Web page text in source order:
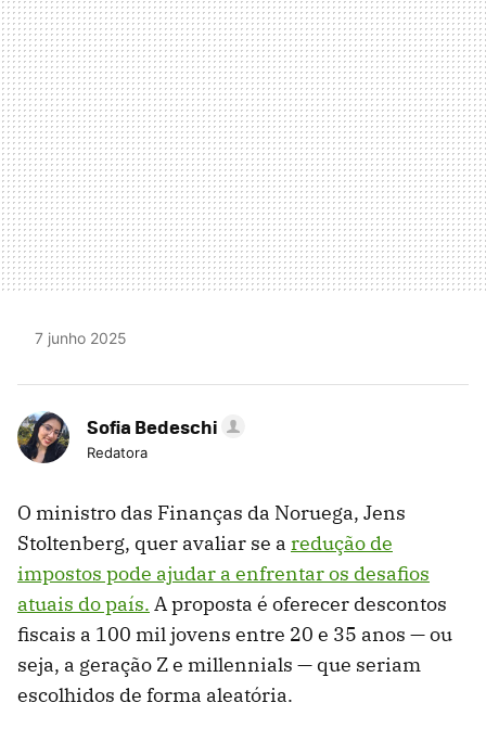
MAIL
7 junho 2025
Sofia Bedeschi
Redatora
O ministro das Finanças da Noruega, Jens
Stoltenberg, quer avaliar se a redução de
impostos pode ajudar a enfrentar os desafios
atuais do país. A proposta é oferecer descontos
fiscais a 100 mil jovens entre 20 e 35 anos — ou
seja, a geração Z e millennials — que seriam
escolhidos de forma aleatória.